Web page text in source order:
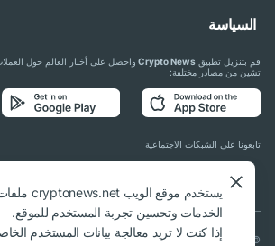
السياسة
قم بتنزيل تطبيقCrypto Newsواحصل على أخبار العالم حول العملات
تشين من مصادر مختلفة:
تابعونا على الشبكات الاجتماعية
© 2018 - 2026 Crypto News. عند استخدام المواد، يلزم الارتباط بـ cryptonews.net.
الخدمات وتحسين تجربة المستخدم للموقع.
إذا كنت لا تريد معالجة بيانات المستخدم